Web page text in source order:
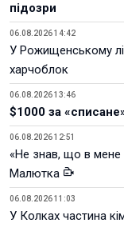
підозри
06.08.2026 14:42
У Рожищенському
харчоблок
06.08.2026 13:46
$1000 за
06.08.2026 12:51
«Не знав, що в мене
Малютка
06.08.2026 11:03
У Колках частина